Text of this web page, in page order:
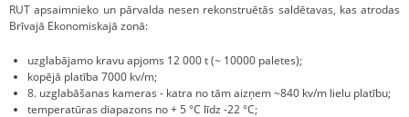
RUT apsaimnieko un pārvalda nesen rekonstruētās saldētavas, kas atrodas
Brīvajā Ekonomiskajā zonā:
uzglabājamo kravu apjoms 12 000 t (~ 10000 paletes);
kopējā platība 7000 kv/m;
8. uzglabāšanas kameras - katra no tām aizņem ~840 kv/m lielu platību;
temperatūras diapazons no + 5 °C līdz -22 °C;